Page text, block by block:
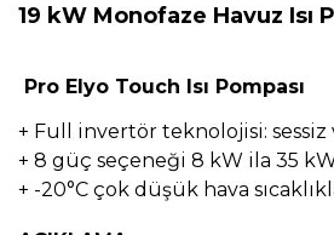
19 kW Monofaze Havuz Isı
Pro Elyo Touch Isı Pompası
+ Full invertör teknolojisi:
+ 8 güç seçeneği 8 kW ila 35
+ -20°C çok düşük hava